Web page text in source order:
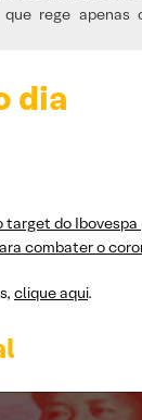
rege apenas
dia
target do
combater o
clique aqui.